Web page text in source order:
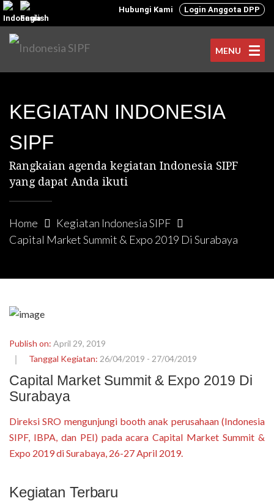
Hubungi Kami Login Anggota DPP
MENU
KEGIATAN INDONESIA
SIPF
Rangkaian agenda kegiatan Indonesia SIPF
yang dapat Anda ikuti
Home
Kegiatan Indonesia SIPF
Capital Market Summit & Expo 2019 Di Surabaya
Publish on: April 29, 2019
Tanggal Kegiatan: 26/04/2019 - 27/04/2019
Capital Market Summit & Expo 2019 Di
Surabaya
Direksi SRO mengunjungi booth anak perusahaan (Indonesia
SIPF, IBPA, dan PEI) pada acara Capital Market Summit &
Expo 2019 di Surabaya, 26-27 April 2019.
Kegiatan Terbaru